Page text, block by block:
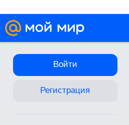
Войти
Регистрация